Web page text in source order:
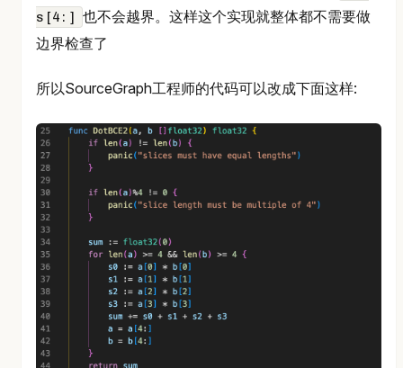
s[4:]
也不会越界。这样这个实现就整体都不需要做
边界检查了
所以SourceGraph工程师的代码可以改成下面这样: